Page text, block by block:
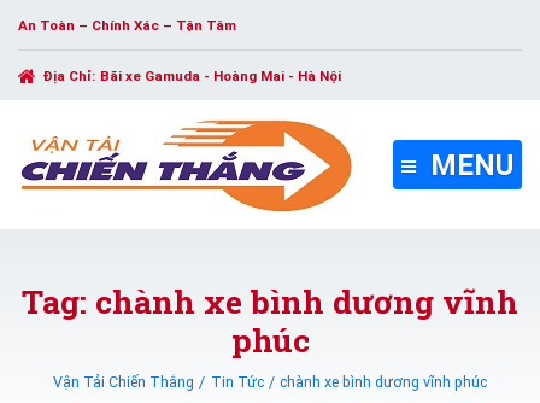
An Toàn – Chính Xác – Tận Tâm
Địa Chỉ: Bãi xe Gamuda - Hoàng Mai - Hà Nội
MENU
Tag: chành xe bình dương vĩnh
phúc
Vận Tải Chiến Thắng Tin Tức chành xe bình dương vĩnh phúc